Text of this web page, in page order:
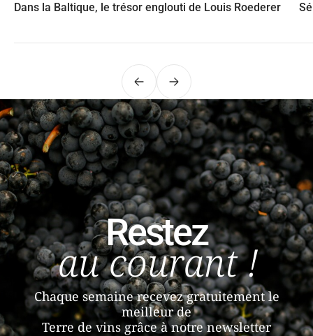
Dans la Baltique, le trésor englouti de Louis Roederer
PrécédentSuivant
Restez
au courant !
Chaque semaine recevez gratuitement le
meilleur de
Terre de vins grâce à notre newsletter